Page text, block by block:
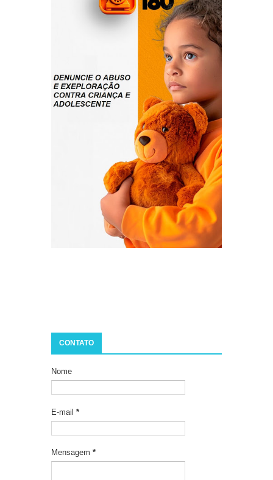
CONTATO
Nome
E-mail *
Mensagem *